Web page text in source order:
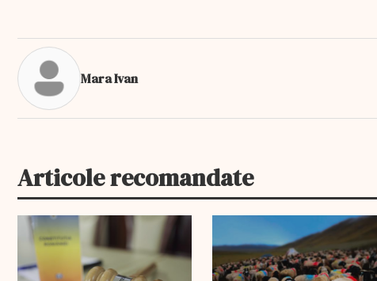
Mara Ivan
Articole recomandate
EXCLUSIV